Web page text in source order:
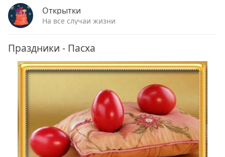
Открытки
На все случаи жизни
Праздники - Пасха